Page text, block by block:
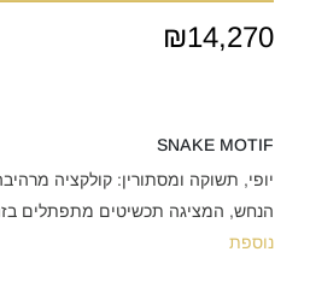
₪14,270
SNAKE MOTIF
יופי, תשוקה ומסתורין: קולקציה
הנחש, המציגה תכשיטים מתפתלים
נוספת